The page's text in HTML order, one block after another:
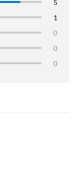
5
1
0
0
0